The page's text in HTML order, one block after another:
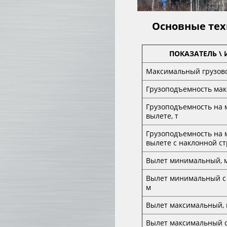
Основные
ПОКАЗАТЕЛЬ \
Максимальный
Грузоподъемность
Грузоподъемность на
вылете, т
Грузоподъемность на
вылете с наклонной
Вылет минимальный,
Вылет минимальный с
м
Вылет максимальный,
Вылет максимальный